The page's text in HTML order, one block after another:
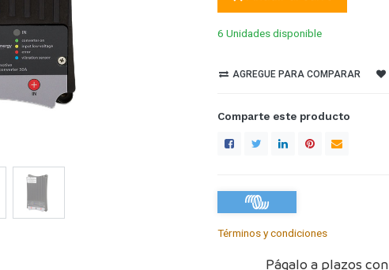
6 Unidadesdisponible
AGREGUE PARA COMPARAR
Comparte este producto
Términos y condiciones
Págalo a plazos con